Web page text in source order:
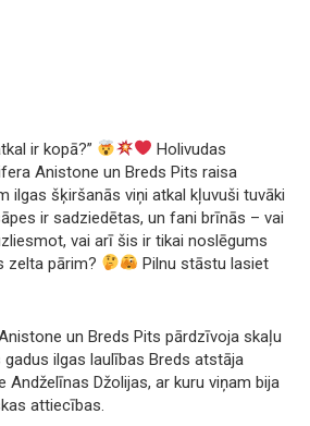
ir kopā?”
Holivudas
Anistone un Breds Pits raisa
ilgas šķiršanās viņi atkal kļuvuši tuvāki
ir sadziedētas, un fani brīnās – vai
vai arī šis ir tikai noslēgums
zelta pārim?
Pilnu stāstu lasiet
un Breds Pits pārdzīvoja skaļu
ilgas laulības Breds atstāja
Andželīnas Džolijas, ar kuru viņam bija
attiecības.